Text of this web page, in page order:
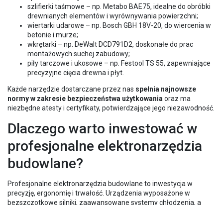
szlifierki taśmowe – np. Metabo BAE75, idealne do obróbki
drewnianych elementów i wyrównywania powierzchni;
wiertarki udarowe – np. Bosch GBH 18V-20, do wiercenia w
betonie i murze;
wkrętarki – np. DeWalt DCD791D2, doskonałe do prac
montażowych suchej zabudowy;
piły tarczowe i ukosowe – np. Festool TS 55, zapewniające
precyzyjne cięcia drewna i płyt.
Każde narzędzie dostarczane przez nas spełnia najnowsze
normy w zakresie bezpieczeństwa użytkowania oraz ma
niezbędne atesty i certyfikaty, potwierdzające jego niezawodność.
Dlaczego warto inwestować w
profesjonalne elektronarzędzia
budowlane?
Profesjonalne elektronarzędzia budowlane to inwestycja w
precyzję, ergonomię i trwałość. Urządzenia wyposażone w
bezszczotkowe silniki, zaawansowane systemy chłodzenia, a